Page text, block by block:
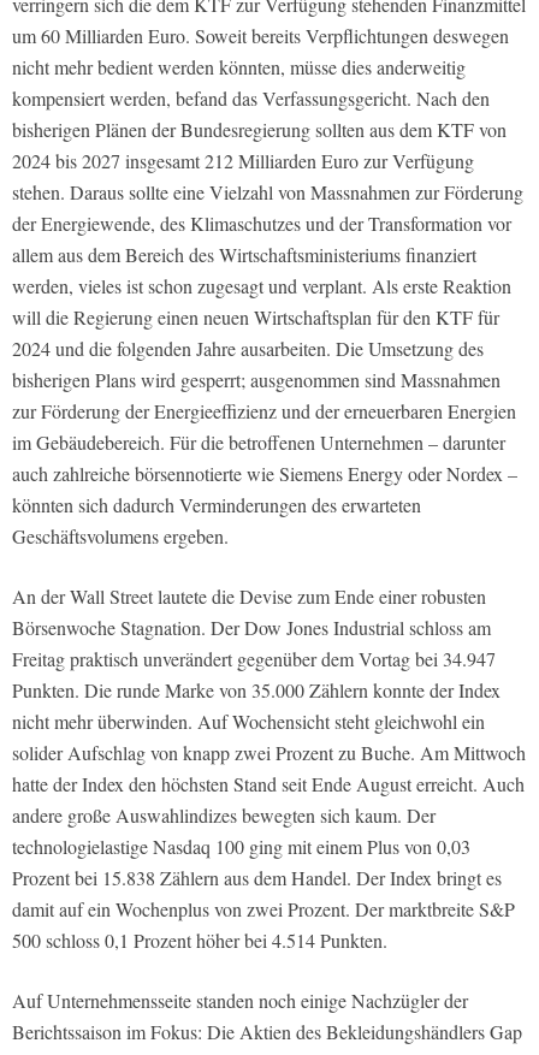
um 60 Milliarden Euro. Soweit bereits Verpflichtungen deswegen
nicht mehr bedient werden könnten, müsse dies anderweitig
kompensiert werden, befand das Verfassungsgericht. Nach den
bisherigen Plänen der Bundesregierung sollten aus dem KTF von
2024 bis 2027 insgesamt 212 Milliarden Euro zur Verfügung
stehen. Daraus sollte eine Vielzahl von Massnahmen zur Förderung
der Energiewende, des Klimaschutzes und der Transformation vor
allem aus dem Bereich des Wirtschaftsministeriums finanziert
werden, vieles ist schon zugesagt und verplant. Als erste Reaktion
will die Regierung einen neuen Wirtschaftsplan für den KTF für
2024 und die folgenden Jahre ausarbeiten. Die Umsetzung des
bisherigen Plans wird gesperrt; ausgenommen sind Massnahmen
zur Förderung der Energieeffizienz und der erneuerbaren Energien
im Gebäudebereich. Für die betroffenen Unternehmen – darunter
auch zahlreiche börsennotierte wie Siemens Energy oder Nordex –
könnten sich dadurch Verminderungen des erwarteten
Geschäftsvolumens ergeben.
An der Wall Street lautete die Devise zum Ende einer robusten
Börsenwoche Stagnation. Der Dow Jones Industrial schloss am
Freitag praktisch unverändert gegenüber dem Vortag bei 34.947
Punkten. Die runde Marke von 35.000 Zählern konnte der Index
nicht mehr überwinden. Auf Wochensicht steht gleichwohl ein
solider Aufschlag von knapp zwei Prozent zu Buche. Am Mittwoch
hatte der Index den höchsten Stand seit Ende August erreicht. Auch
andere große Auswahlindizes bewegten sich kaum. Der
technologielastige Nasdaq 100 ging mit einem Plus von 0,03
Prozent bei 15.838 Zählern aus dem Handel. Der Index bringt es
damit auf ein Wochenplus von zwei Prozent. Der marktbreite S&P
500 schloss 0,1 Prozent höher bei 4.514 Punkten.
Auf Unternehmensseite standen noch einige Nachzügler der
Berichtssaison im Fokus: Die Aktien des Bekleidungshändlers Gap